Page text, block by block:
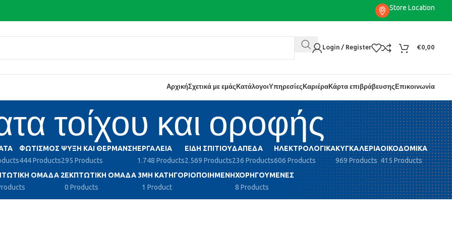
Store Location
Login / Register €0,00
ΑρχικήΣχετικά με εμάςΚατάλογοιΥπηρεσίεςΚαριέραΚάρτα επιβράβευσηςΕπικοινωνία
τοίχου και οροφής
ΦΩΤΙΣΜΌΣ
444 Products
ΨΎΞΗ ΚΑΙ ΘΈΡΜΑΝΣΗ
295 Products
ΕΡΓΑΛΕΊΑ
1.748 Products
ΕΊΔΗ ΣΠΙΤΙΟΎ
2.569 Products
ΔΆΠΕΔΑ
236 Products
ΗΛΕΚΤΡΟΛΟΓΙΚΆ
606 Products
ΚΥΓΚΑΛΕΡΊΑ
969 Products
ΟΙΚΟΔΟΜΙΚΆ
415 Products
ΟΜΆΔΑ 2ΕΚΠΤΩΤΙΚΉ ΟΜΆΔΑ 3
0 Products
ΜΗ ΚΑΤΗΓΟΡΙΟΠΟΙΗΜΈΝΗ
1 Product
ΧΟΡΗΓΟΎΜΕΝΕΣ
8 Products